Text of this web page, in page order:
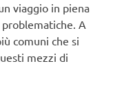
viaggio in piena
A
comuni che si
mezzi di